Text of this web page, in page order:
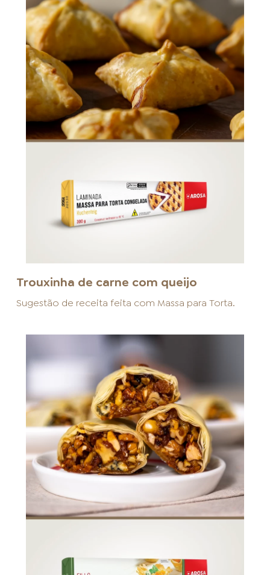
Trouxinha de carne com queijo
Sugestão de receita feita com Massa para Torta.